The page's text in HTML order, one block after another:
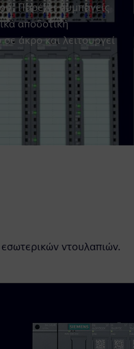
Παρέχει συμπαγείς
αποδοτική
άκρο και λειτουργεί
ντουλαπιών.